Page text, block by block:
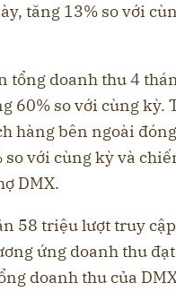
tăng 13% so với
tổng doanh thu 4
60% so với cùng kỳ.
hàng bên ngoài
so với cùng kỳ và
DMX.
58 triệu lượt truy
ứng doanh thu
doanh thu của